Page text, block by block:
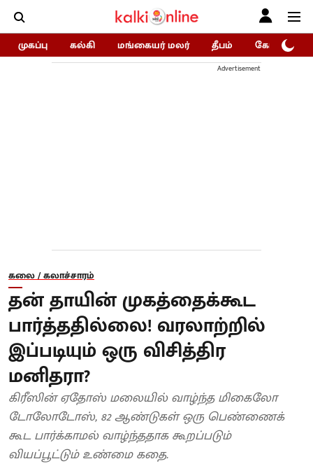
முகப்பு கல்கி மங்கையர் மலர் தீபம் கோகுலம்/
Advertisement
கலை / கலாச்சாரம்
தன் தாயின் முகத்தைக்கூட
பார்த்ததில்லை! வரலாற்றில்
இப்படியும் ஒரு விசித்திர
மனிதரா?
கிரீஸின் ஏதோஸ் மலையில் வாழ்ந்த மிகைலோ
டோலோடோஸ், 82 ஆண்டுகள் ஒரு பெண்ணைக்
கூட பார்க்காமல் வாழ்ந்ததாக கூறப்படும்
வியப்பூட்டும் உண்மை கதை.